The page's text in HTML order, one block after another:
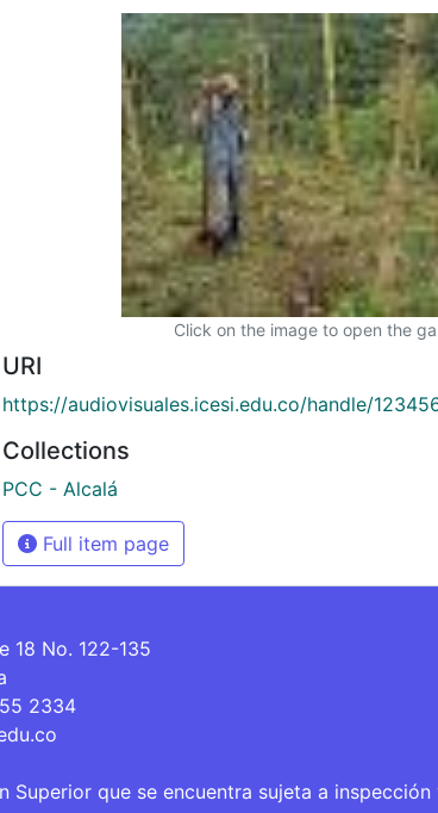
Click on the image to open the
URI
https://audiovisuales.icesi.edu.co/handle/
Collections
PCC - Alcalá
Full item page
18 No. 122-135
2334
Superior que se encuentra sujeta a